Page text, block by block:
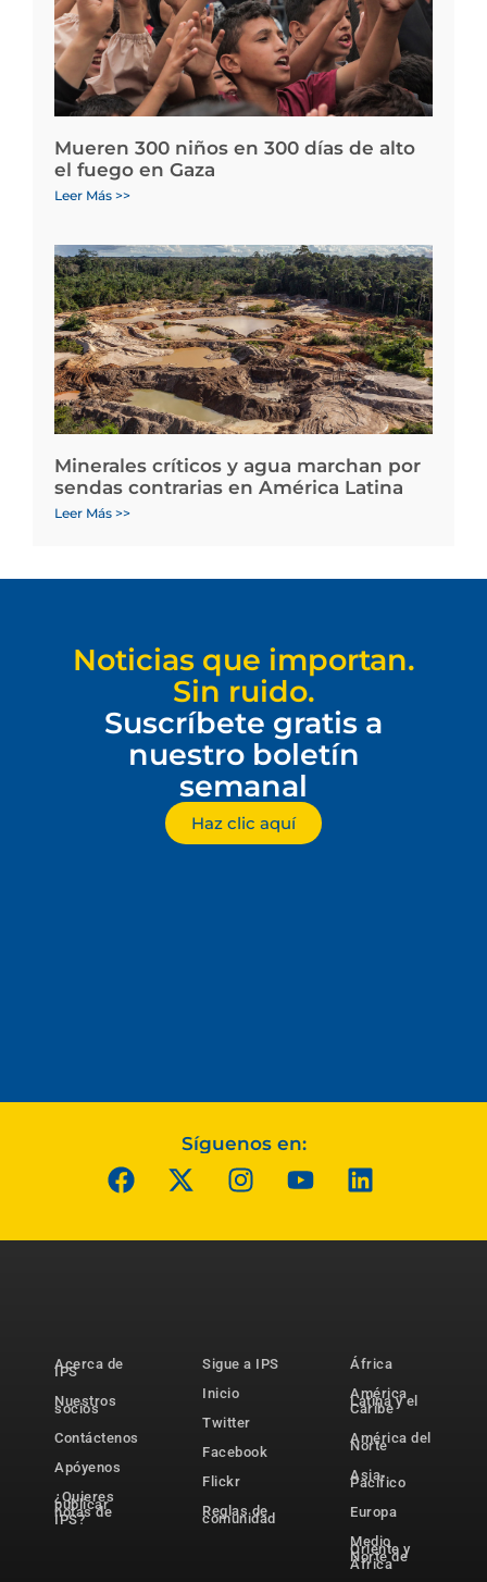
Mueren 300 niños en 300 días de alto
el fuego en Gaza
Leer Más >>
Minerales críticos y agua marchan por
sendas contrarias en América Latina
Leer Más >>
Noticias que importan.
Sin ruido.
Suscríbete gratis a
nuestro boletín
semanal
Haz clic aquí
Síguenos en:
Acerca de
IPS
Nuestros
socios
Contáctenos
Apóyenos
¿Quieres
publicar
notas de
IPS?
Sigue a IPS
Inicio
Twitter
Facebook
Flickr
Reglas de
comunidad
África
América
Latina y el
Caribe
América del
Norte
Asia-
Pacífico
Europa
Medio
Oriente y
Norte de
África